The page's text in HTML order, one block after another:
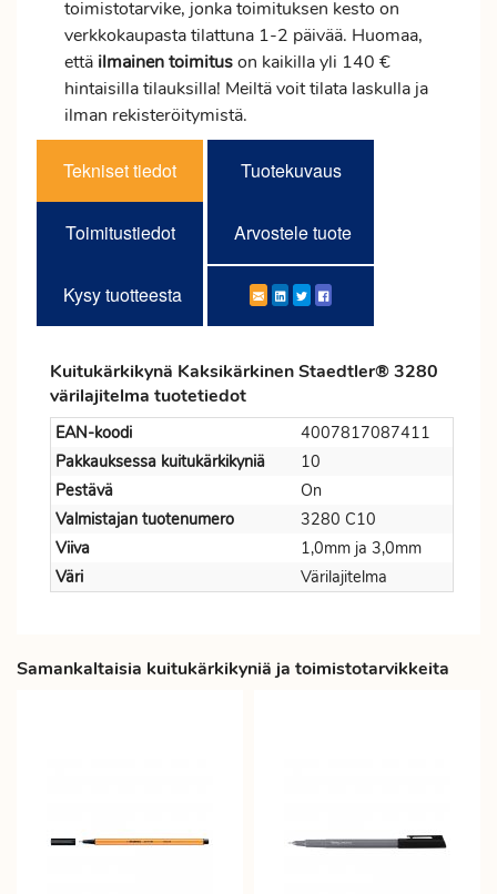
toimistotarvike, jonka toimituksen kesto on
verkkokaupasta tilattuna 1-2 päivää. Huomaa,
että ilmainentoimituson kaikilla yli 140 €
hintaisilla tilauksilla! Meiltä voit tilata laskulla ja
ilman rekisteröitymistä.
Tekniset tiedot Tuotekuvaus
Toimitustiedot Arvostele tuote
Kysy tuotteesta
Kuitukärkikynä Kaksikärkinen Staedtler® 3280
värilajitelma tuotetiedot
EAN-koodi
4007817087411
Pakkauksessa kuitukärkikyniä
10
Pestävä
On
Valmistajan tuotenumero
3280 C10
Viiva
1,0mm ja 3,0mm
Väri
Värilajitelma
Samankaltaisia kuitukärkikyniä ja toimistotarvikkeita